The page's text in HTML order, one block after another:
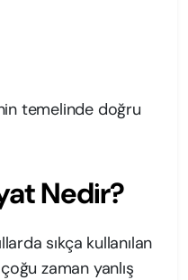
temelinde doğru
Nedir?
sıkça kullanılan
zaman yanlış